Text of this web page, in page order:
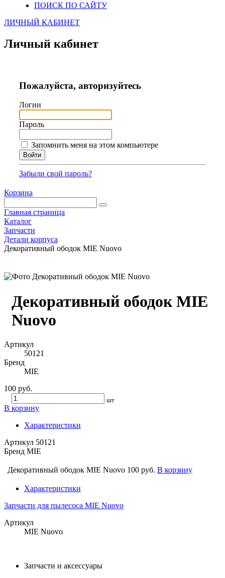
ПОИСК ПО САЙТУ
ЛИЧНЫЙ КАБИНЕТ
Личный кабинет
Пожалуйста, авторизуйтесь
Логин
Пароль
Запомнить меня на этом компьютере
Забыли свой пароль?
Корзина
Главная страница
Каталог
Запчасти
Детали корпуса
Декоративный ободок MIE Nuovo
Декоративный ободок MIE
Nuovo
Артикул
50121
Бренд
MIE
100 руб.
шт
В корзину
Характеристики
Артикул 50121
Бренд MIE
Декоративный ободок MIE Nuovo 100 руб. В корзину
Характеристики
Запчасти для пылесоса MIE Nuovo
Артикул
MIE Nuovo
Запчасти и аксессуары